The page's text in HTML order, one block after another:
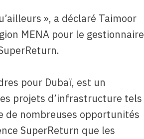
», a déclaré Taimoor
MENA pour le gestionnaire
pour Dubaï, est un
projets d’infrastructure tels
de nombreuses opportunités
SuperReturn que les